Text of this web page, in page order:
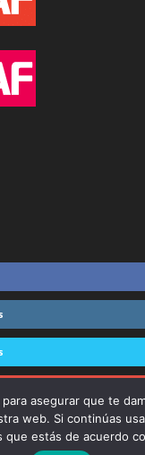
asegurar que te
web. Si continúas
que estás de acuerdo